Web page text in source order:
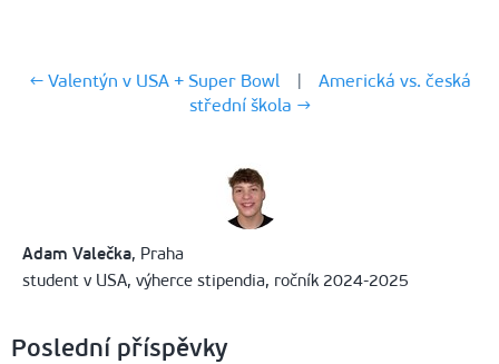
← Valentýn v USA + Super Bowl |
Americká vs. česká
střední škola →
Adam Valečka, Praha
student v USA, výherce stipendia, ročník 2024-2025
Poslední příspěvky